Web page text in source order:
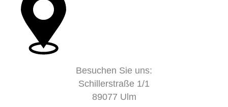
Besuchen Sie uns:
Schillerstraße 1/1
89077 Ulm